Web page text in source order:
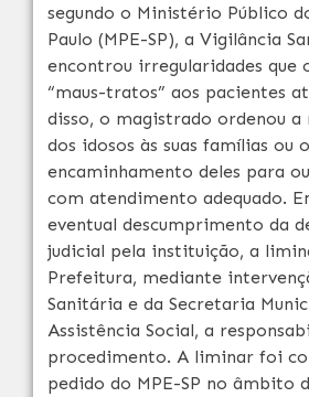
segundo o Ministério Público
Paulo (MPE-SP), a Vigilância
encontrou irregularidades que
“maus-tratos” aos pacientes
disso, o magistrado ordenou a
dos idosos às suas famílias ou o
encaminhamento deles para
com atendimento adequado.
eventual descumprimento da
judicial pela instituição, a
Prefeitura, mediante
Sanitária e da Secretaria
Assistência Social, a
procedimento. A liminar foi
pedido do MPE-SP no âmbito